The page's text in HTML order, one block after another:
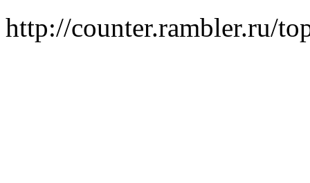
http://counter.rambler.ru/